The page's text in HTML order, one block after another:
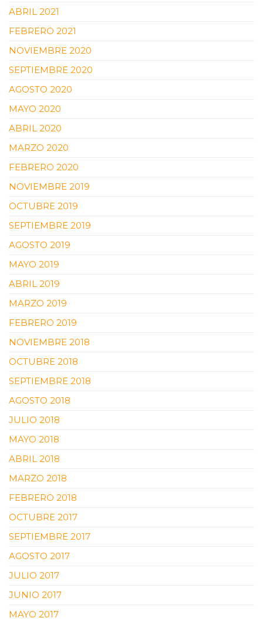
ABRIL 2021
FEBRERO 2021
NOVIEMBRE 2020
SEPTIEMBRE 2020
AGOSTO 2020
MAYO 2020
ABRIL 2020
MARZO 2020
FEBRERO 2020
NOVIEMBRE 2019
OCTUBRE 2019
SEPTIEMBRE 2019
AGOSTO 2019
MAYO 2019
ABRIL 2019
MARZO 2019
FEBRERO 2019
NOVIEMBRE 2018
OCTUBRE 2018
SEPTIEMBRE 2018
AGOSTO 2018
JULIO 2018
MAYO 2018
ABRIL 2018
MARZO 2018
FEBRERO 2018
OCTUBRE 2017
SEPTIEMBRE 2017
AGOSTO 2017
JULIO 2017
JUNIO 2017
MAYO 2017